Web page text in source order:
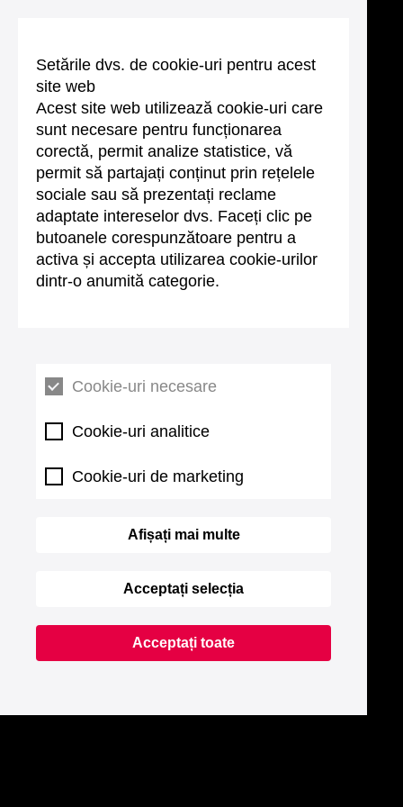
Setările dvs. de cookie-uri pentru acest
site web
Acest site web utilizează cookie-uri care
sunt necesare pentru funcționarea
corectă, permit analize statistice, vă
permit să partajați conținut prin rețelele
sociale sau să prezentați reclame
adaptate intereselor dvs. Faceți clic pe
butoanele corespunzătoare pentru a
activa și accepta utilizarea cookie-urilor
dintr-o anumită categorie.
Cookie-uri necesare
Cookie-uri analitice
Cookie-uri de marketing
Afișați mai multe
Acceptați selecția
Acceptați toate